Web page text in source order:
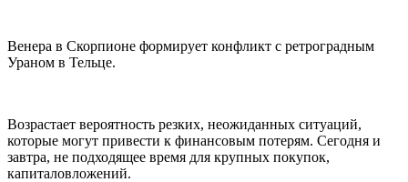
Венера в Скорпионе формирует конфликт с ретроградным
Ураном в Тельце.
Возрастает вероятность резких, неожиданных ситуаций,
которые могут привести к финансовым потерям. Сегодня и
завтра, не подходящее время для крупных покупок,
капиталовложений.